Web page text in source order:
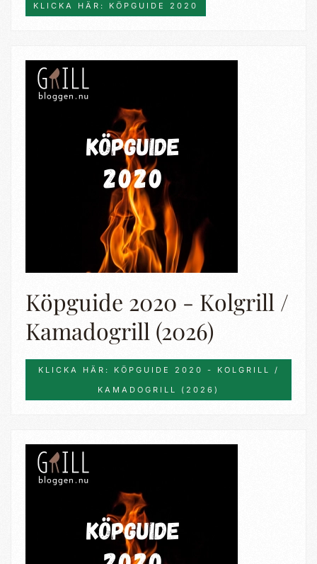
KLICKA HÄR: KÖPGUIDE 2020
Köpguide 2020 - Kolgrill /
Kamadogrill (2026)
KLICKA HÄR: KÖPGUIDE 2020 - KOLGRILL /
KAMADOGRILL (2026)